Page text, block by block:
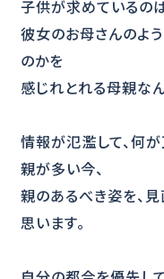
子供が求めているの
彼女のお母さんのよ
のかを
感じれとれる母親な
情報が氾濫して、何
親が多い今、
親のあるべき姿を、
思います。